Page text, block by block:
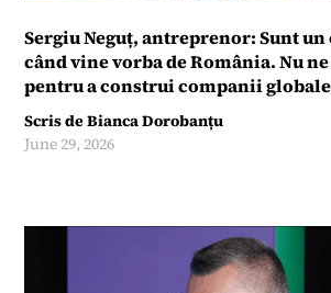
Sergiu Neguț, antreprenor: Sunt
când vine vorba de România. Nu
pentru a construi companii
Scris deBianca Dorobanțu
June 29, 2026